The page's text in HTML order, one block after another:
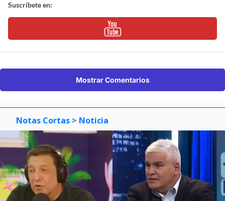
Suscríbete en:
Mostrar Comentarios
Notas Cortas > Noticia